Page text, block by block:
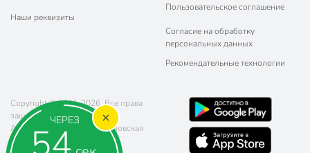
ЧЕРЕЗ
Наши реквизиты
Пользовательское соглашение
Согласие на обработку
персональных данных
Рекомендательные технологии
Copyright © 2011-2026. Все права
защищены.
Адрес: г. Москва, ул. Чертановская
20 (метро Южная)